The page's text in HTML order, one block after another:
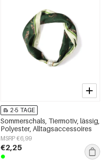
2-5 TAGE
Sommerschals, Tiermotiv, lässig,
Polyester, Alltagsaccessoires
MSRP €6,99
€2,25